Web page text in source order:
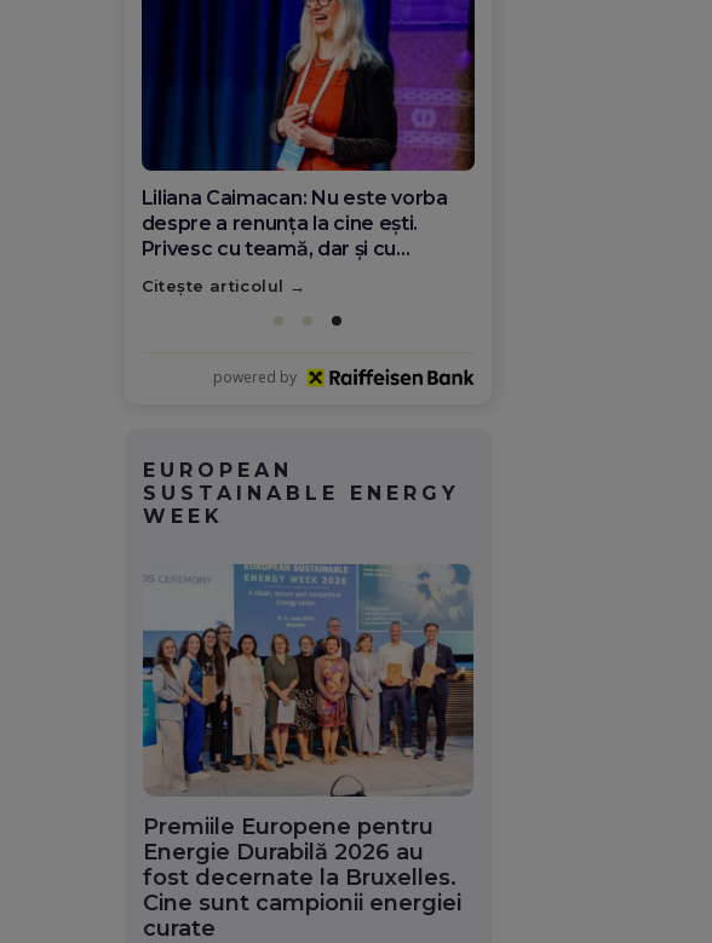
Liliana Caimacan: Nu este vorba
despre a renunța la cine ești.
Privesc cu teamă, dar și cu
România
Citește articolul
powered by
EUROPEAN
SUSTAINABLE ENERGY
WEEK
Premiile Europene pentru
Energie Durabilă 2026 au
fost decernate la Bruxelles.
Cine sunt campionii energiei
curate